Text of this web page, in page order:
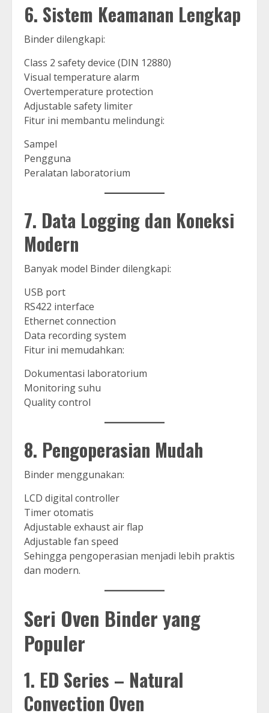
6. Sistem Keamanan Lengkap
Binder dilengkapi:
Class 2 safety device (DIN 12880)
Visual temperature alarm
Overtemperature protection
Adjustable safety limiter
Fitur ini membantu melindungi:
Sampel
Pengguna
Peralatan laboratorium
7. Data Logging dan Koneksi
Modern
Banyak model Binder dilengkapi:
USB port
RS422 interface
Ethernet connection
Data recording system
Fitur ini memudahkan:
Dokumentasi laboratorium
Monitoring suhu
Quality control
8. Pengoperasian Mudah
Binder menggunakan:
LCD digital controller
Timer otomatis
Adjustable exhaust air flap
Adjustable fan speed
Sehingga pengoperasian menjadi lebih praktis
dan modern.
Seri Oven Binder yang
Populer
1. ED Series – Natural
Convection Oven